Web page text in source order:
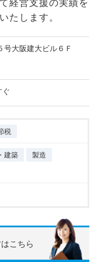
経営支援の実績を
たします。
号大阪建大ビル６Ｆ
ぐ
税
建築
製造
こちら